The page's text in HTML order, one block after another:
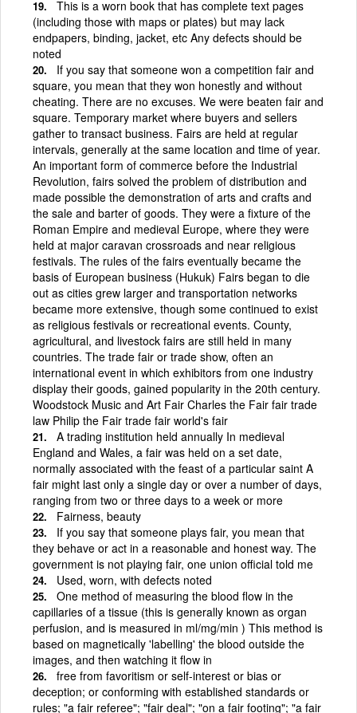
This is a worn book that has complete text pages
(including those with maps or plates) but may lack
endpapers, binding, jacket, etc Any defects should be
noted
If you say that someone won a competition fair and
square, you mean that they won honestly and without
cheating. There are no excuses. We were beaten fair and
square. Temporary market where buyers and sellers
gather to transact business. Fairs are held at regular
intervals, generally at the same location and time of year.
An important form of commerce before the Industrial
Revolution, fairs solved the problem of distribution and
made possible the demonstration of arts and crafts and
the sale and barter of goods. They were a fixture of the
Roman Empire and medieval Europe, where they were
held at major caravan crossroads and near religious
festivals. The rules of the fairs eventually became the
basis of European business (Hukuk) Fairs began to die
out as cities grew larger and transportation networks
became more extensive, though some continued to exist
as religious festivals or recreational events. County,
agricultural, and livestock fairs are still held in many
countries. The trade fair or trade show, often an
international event in which exhibitors from one industry
display their goods, gained popularity in the 20th century.
Woodstock Music and Art Fair Charles the Fair fair trade
law Philip the Fair trade fair world's fair
A trading institution held annually In medieval
England and Wales, a fair was held on a set date,
normally associated with the feast of a particular saint A
fair might last only a single day or over a number of days,
ranging from two or three days to a week or more
Fairness, beauty
If you say that someone plays fair, you mean that
they behave or act in a reasonable and honest way. The
government is not playing fair, one union official told me
Used, worn, with defects noted
One method of measuring the blood flow in the
capillaries of a tissue (this is generally known as organ
perfusion, and is measured in ml/mg/min ) This method is
based on magnetically 'labelling' the blood outside the
images, and then watching it flow in
free from favoritism or self-interest or bias or
deception; or conforming with established standards or
rules; "a fair referee"; "fair deal"; "on a fair footing"; "a fair